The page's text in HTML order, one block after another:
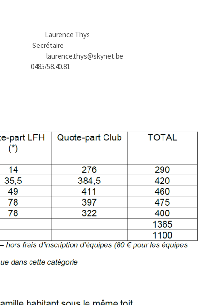
Thys